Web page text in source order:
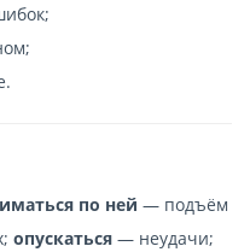
по ней — подъём
опускаться — неудачи;